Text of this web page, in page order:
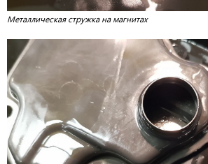
Металлическая стружка на магнитах